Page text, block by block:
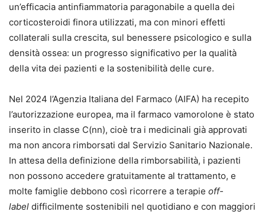
un’efficacia antinfiammatoria paragonabile a quella dei
corticosteroidi finora utilizzati, ma con minori effetti
collaterali sulla crescita, sul benessere psicologico e sulla
densità ossea: un progresso significativo per la qualità
della vita dei pazienti e la sostenibilità delle cure.
Nel 2024 l’Agenzia Italiana del Farmaco (AIFA) ha recepito
l’autorizzazione europea, ma il farmaco vamorolone è stato
inserito in classe C(nn), cioè tra i medicinali già approvati
ma non ancora rimborsati dal Servizio Sanitario Nazionale.
In attesa della definizione della rimborsabilità, i pazienti
non possono accedere gratuitamente al trattamento, e
molte famiglie debbono così ricorrere a terapie off-
label difficilmente sostenibili nel quotidiano e con maggiori